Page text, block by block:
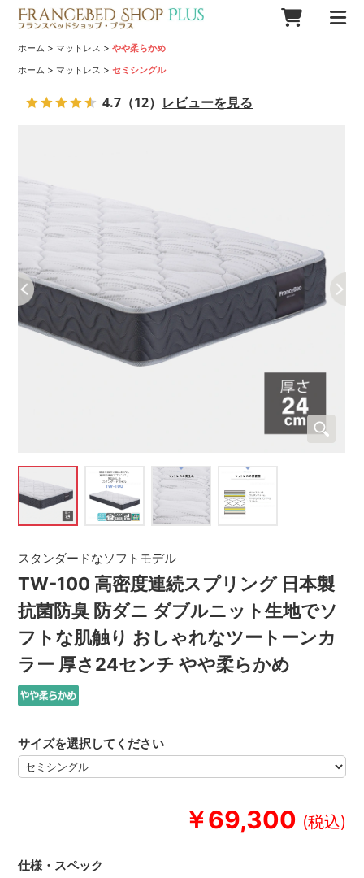
ホーム > マットレス >やや柔らかめ
ホーム > マットレス >セミシングル
TW-100 高密度連続スプリング 日本製
抗菌防臭 防ダニ ダブルニット生地でソ
フトな肌触り おしゃれなツートーンカ
ラー 厚さ24センチ やや柔らかめ
スタンダードなソフトモデル
￥69,300
サイズを選択してください
仕様・スペック
4.7 （12） レビューを見る